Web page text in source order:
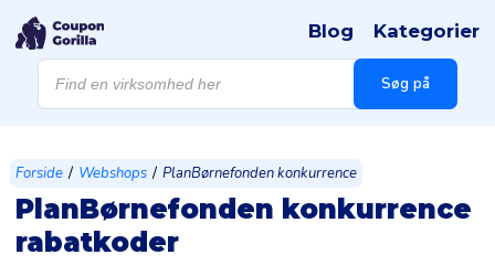
Products
search Søg på
Blog Kategorier
Forside / Webshops / PlanBørnefonden konkurrence
PlanBørnefonden konkurrence
rabatkoder